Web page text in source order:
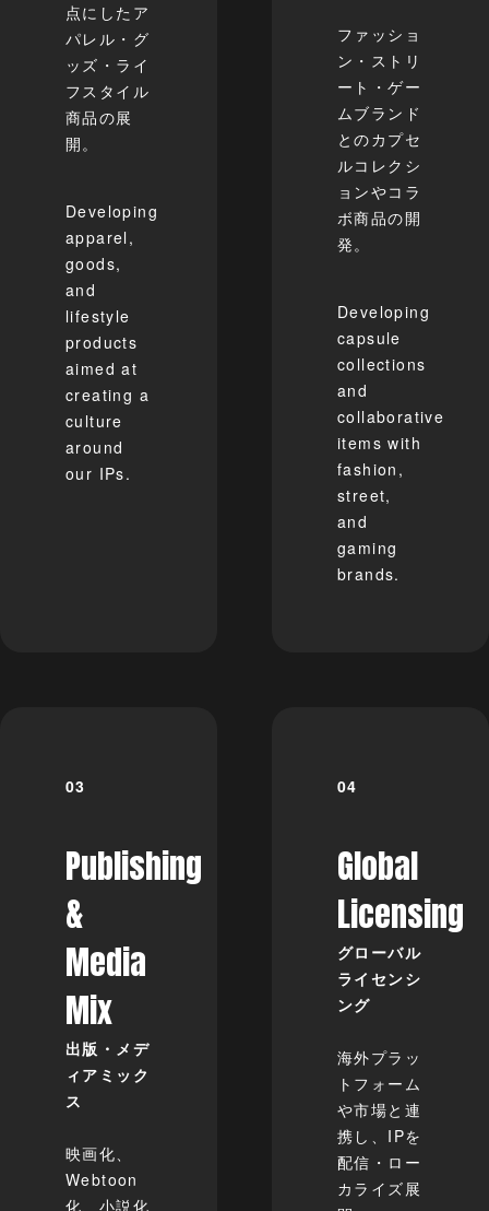
点にしたア
パレル・グ
ッズ・ライ
フスタイル
商品の展
開。
Developing
apparel,
goods,
and
lifestyle
products
aimed at
creating a
culture
around
our IPs.
ファッショ
ン・ストリ
ート・ゲー
ムブランド
とのカプセ
ルコレクシ
ョンやコラ
ボ商品の開
発。
Developing
capsule
collections
and
collaborative
items with
fashion,
street,
and
gaming
brands.
出版・メデ
ィアミック
ス
Publishing
&
Media
Mix
映画化、
Webtoon
化、小説化
グローバル
ライセンシ
ング
Global
Licensing
海外プラッ
トフォーム
や市場と連
携し、IPを
配信・ロー
カライズ展